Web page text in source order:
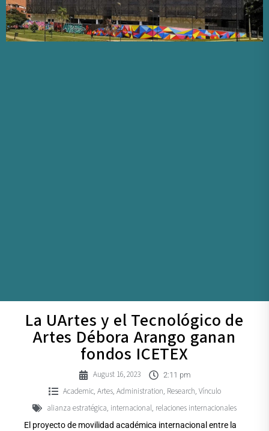
La UArtes y el Tecnológico de
Artes Débora Arango ganan
fondos ICETEX
August 16, 2023 2:11 pm
Academic, Artes, Administration, Research, Vínculo
alianza estratégica, internacional, relaciones internacionales
El proyecto de movilidad académica internacional entre la